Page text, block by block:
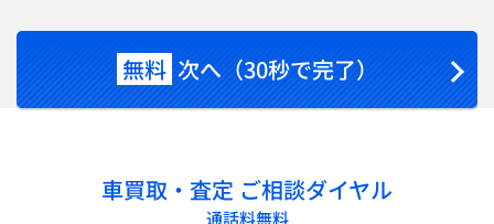
無料 次へ（30秒で完了）
車買取・査定 ご相談ダイヤル
通話料無料